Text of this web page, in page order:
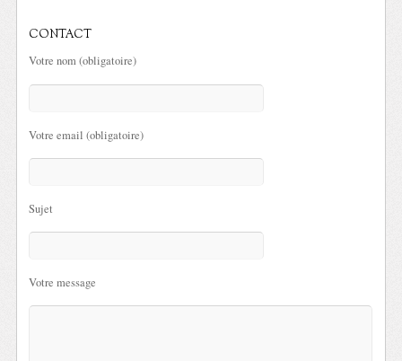
CONTACT
Votre nom (obligatoire)
Votre email (obligatoire)
Sujet
Votre message